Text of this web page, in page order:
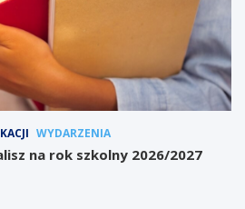
WYDARZENIA
na rok szkolny 2026/2027